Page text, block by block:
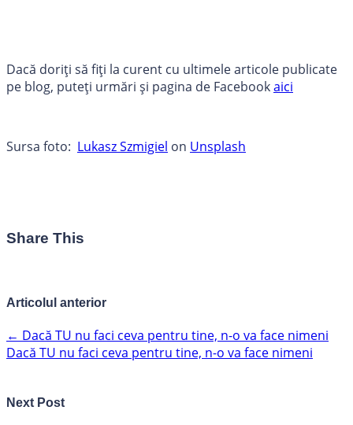
Dacă doriți să fiți la curent cu ultimele articole publicate
pe blog, puteți urmări și pagina de Facebookaici
Sursa foto: Lukasz Szmigiel on Unsplash
Share This
Articolul anterior
← Dacă TU nu faci ceva pentru tine, n-o va face nimeni
Dacă TU nu faci ceva pentru tine, n-o va face nimeni
Next Post